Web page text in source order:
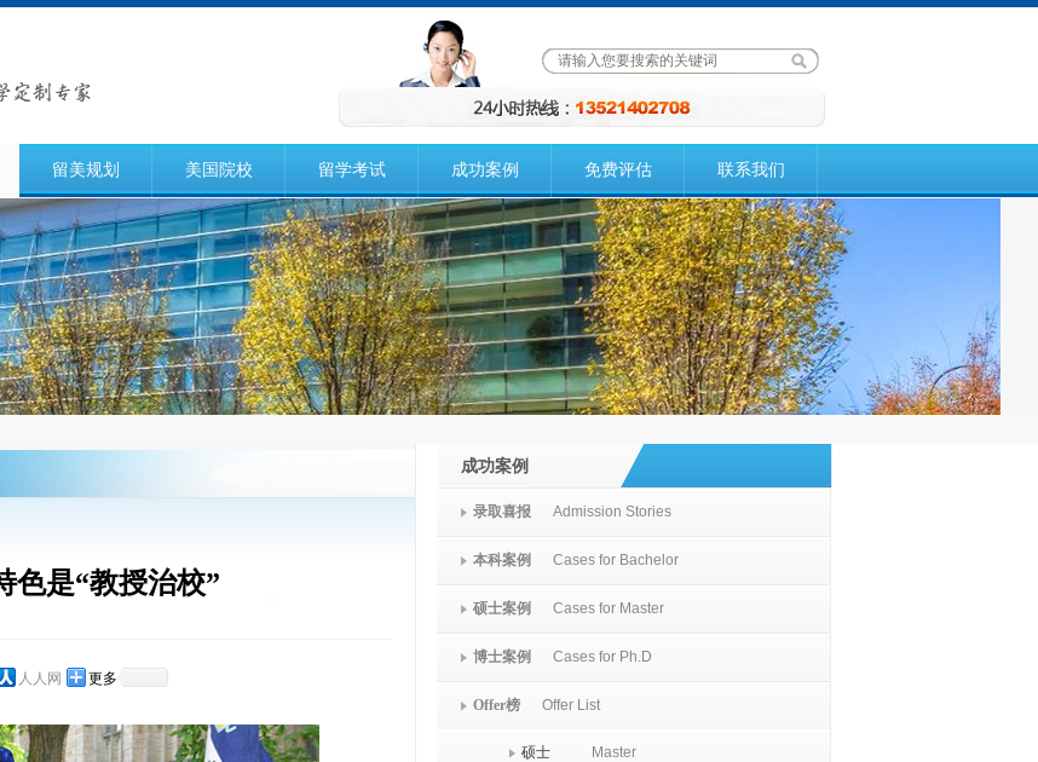
留美规划 美国院校 留学考试 成功案例 免费评估 联系我们
色是“教授治校”
人人网 更多
成功案例
录取喜报 Admission Stories
本科案例 Cases for Bachelor
硕士案例 Cases for Master
博士案例 Cases for Ph.D
Offer榜 Offer List
硕士 Master